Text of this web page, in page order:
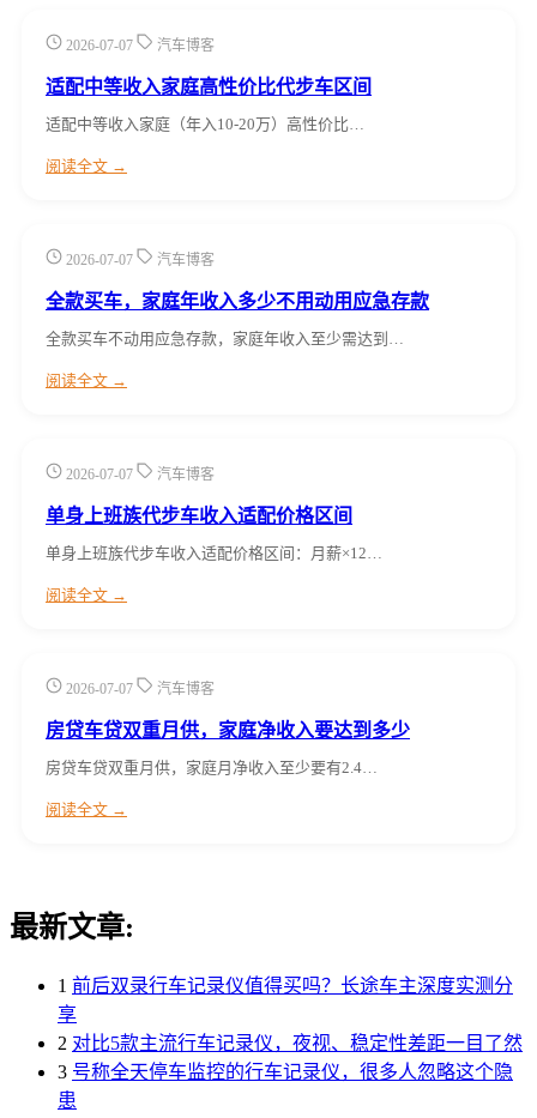
2026-07-07 汽车博客
适配中等收入家庭高性价比代步车区间
适配中等收入家庭（年入10-20万）高性价比…
阅读全文 →
2026-07-07 汽车博客
全款买车，家庭年收入多少不用动用应急存款
全款买车不动用应急存款，家庭年收入至少需达到…
阅读全文 →
2026-07-07 汽车博客
单身上班族代步车收入适配价格区间
单身上班族代步车收入适配价格区间：月薪×12…
阅读全文 →
2026-07-07 汽车博客
房贷车贷双重月供，家庭净收入要达到多少
房贷车贷双重月供，家庭月净收入至少要有2.4…
阅读全文 →
最新文章:
1 前后双录行车记录仪值得买吗？长途车主深度实测分
享
2 对比5款主流行车记录仪，夜视、稳定性差距一目了然
3 号称全天停车监控的行车记录仪，很多人忽略这个隐
患